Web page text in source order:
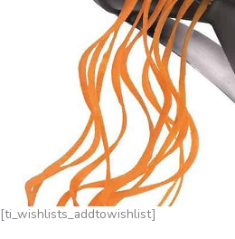
[ti_wishlists_addtowishlist]